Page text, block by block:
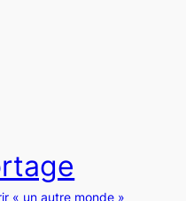
« un autre monde »